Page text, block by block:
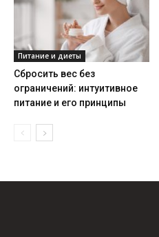
Питание и диеты
Сбросить вес без
ограничений: интуитивное
питание и его принципы